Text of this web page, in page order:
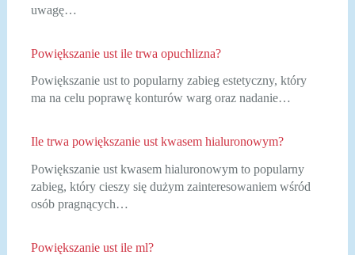
uwagę…
Powiększanie ust ile trwa opuchlizna?
Powiększanie ust to popularny zabieg estetyczny, który
ma na celu poprawę konturów warg oraz nadanie…
Ile trwa powiększanie ust kwasem hialuronowym?
Powiększanie ust kwasem hialuronowym to popularny
zabieg, który cieszy się dużym zainteresowaniem wśród
osób pragnących…
Powiększanie ust ile ml?